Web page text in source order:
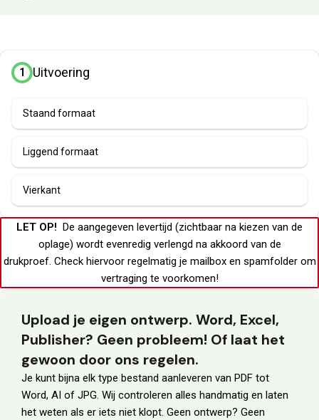
1 Uitvoering
Staand formaat
Liggend formaat
Vierkant
LET OP! De aangegeven levertijd (zichtbaar na kiezen van de
oplage) wordt evenredig verlengd na akkoord van de
drukproef. Check hiervoor regelmatig je mailboxen spamfolderom
vertraging te voorkomen!
Upload je eigen ontwerp. Word, Excel,
Publisher? Geen probleem! Of laat het
gewoon door ons regelen.
Je kunt bijna elk type bestand aanleveren van PDF tot
Word, AI of JPG. Wij controleren alles handmatig en laten
het weten als er iets niet klopt. Geen ontwerp? Geen